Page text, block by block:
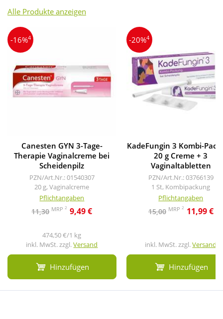
Alle Produkte anzeigen
-16%4
Canesten GYN 3-Tage-
Therapie Vaginalcreme bei
Scheidenpilz
PZN/Art.Nr.: 01540307
20 g, Vaginalcreme
Pflichtangaben
11,30 MRP2 9,49 €
474,50 €/1 kg
inkl. MwSt. zzgl.Versand
Hinzufügen
-20%4
KadeFungin 3 Kombi-
20 g Creme + 3
Vaginaltabletten
PZN/Art.Nr.: 03766139
1 St, Kombipackung
Pflichtangaben
15,00 MRP 2 11,99 €
inkl. MwSt. zzgl.Versand
Hinzufügen